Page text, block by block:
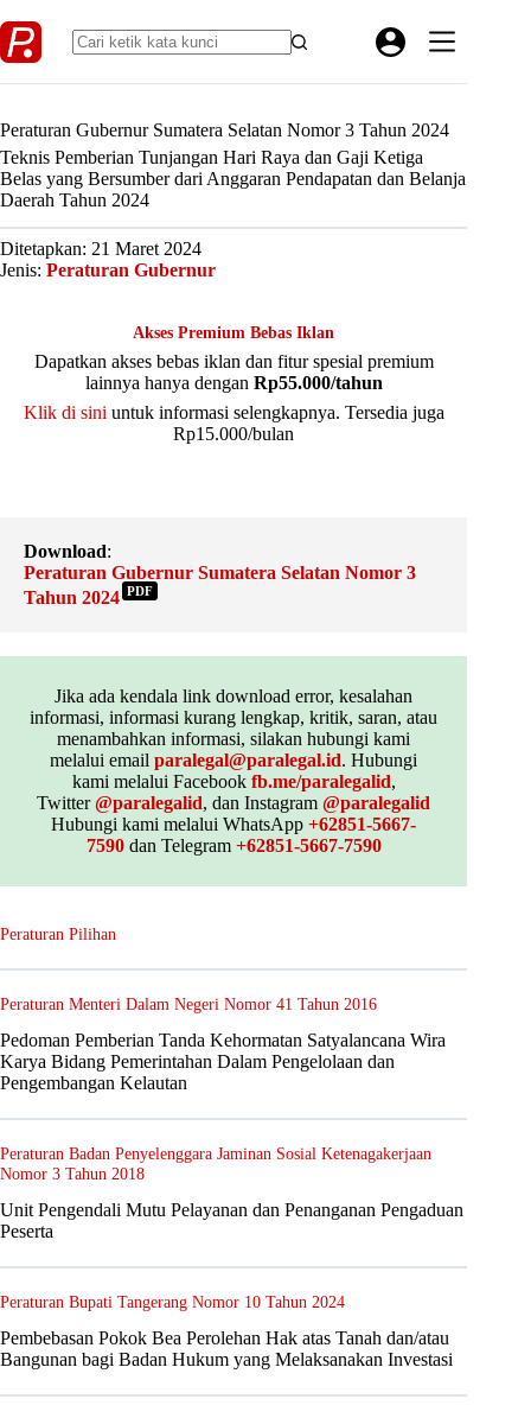
to
content
Peraturan Gubernur Sumatera Selatan Nomor 3 Tahun 2024
Teknis Pemberian Tunjangan Hari Raya dan Gaji Ketiga
Belas yang Bersumber dari Anggaran Pendapatan dan Belanja
Daerah Tahun 2024
Ditetapkan: 21 Maret 2024
Jenis: Peraturan Gubernur
Akses Premium Bebas Iklan
Dapatkan akses bebas iklan dan fitur spesial premium
lainnya hanya dengan Rp55.000/tahun
Klik di sini untuk informasi selengkapnya. Tersedia juga
Rp15.000/bulan
Download:
Peraturan Gubernur Sumatera Selatan Nomor 3
Tahun 2024 PDF
Jika ada kendala link download error, kesalahan
informasi, informasi kurang lengkap, kritik, saran, atau
menambahkan informasi, silakan hubungi kami
melalui emailparalegal@paralegal.id. Hubungi
kami melalui Facebook fb.me/paralegalid,
Twitter@paralegalid, dan Instagram@paralegalid
Hubungi kami melalui WhatsApp+62851-5667-
7590dan Telegram +62851-5667-7590
Peraturan Pilihan
Peraturan Menteri Dalam Negeri Nomor 41 Tahun 2016
Pedoman Pemberian Tanda Kehormatan Satyalancana Wira
Karya Bidang Pemerintahan Dalam Pengelolaan dan
Pengembangan Kelautan
Peraturan Badan Penyelenggara Jaminan Sosial Ketenagakerjaan
Nomor 3 Tahun 2018
Unit Pengendali Mutu Pelayanan dan Penanganan Pengaduan
Peserta
Peraturan Bupati Tangerang Nomor 10 Tahun 2024
Pembebasan Pokok Bea Perolehan Hak atas Tanah dan/atau
Bangunan bagi Badan Hukum yang Melaksanakan Investasi